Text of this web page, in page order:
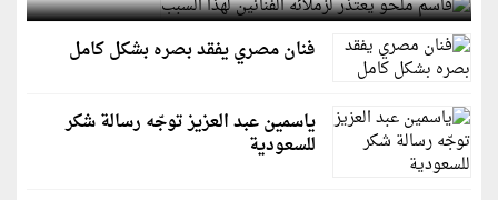
فنان مصري يفقد بصره بشكل كامل
ياسمين عبد العزيز توجّه رسالة شكر
للسعودية